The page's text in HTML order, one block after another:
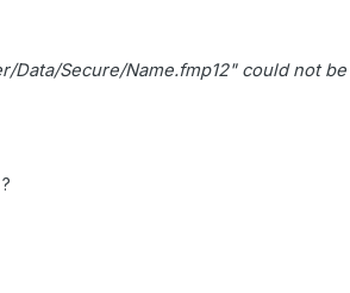
Secure/Name.fmp12" could not